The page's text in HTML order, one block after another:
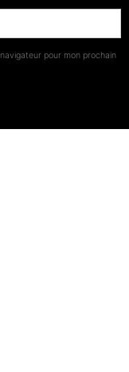
pour mon prochain